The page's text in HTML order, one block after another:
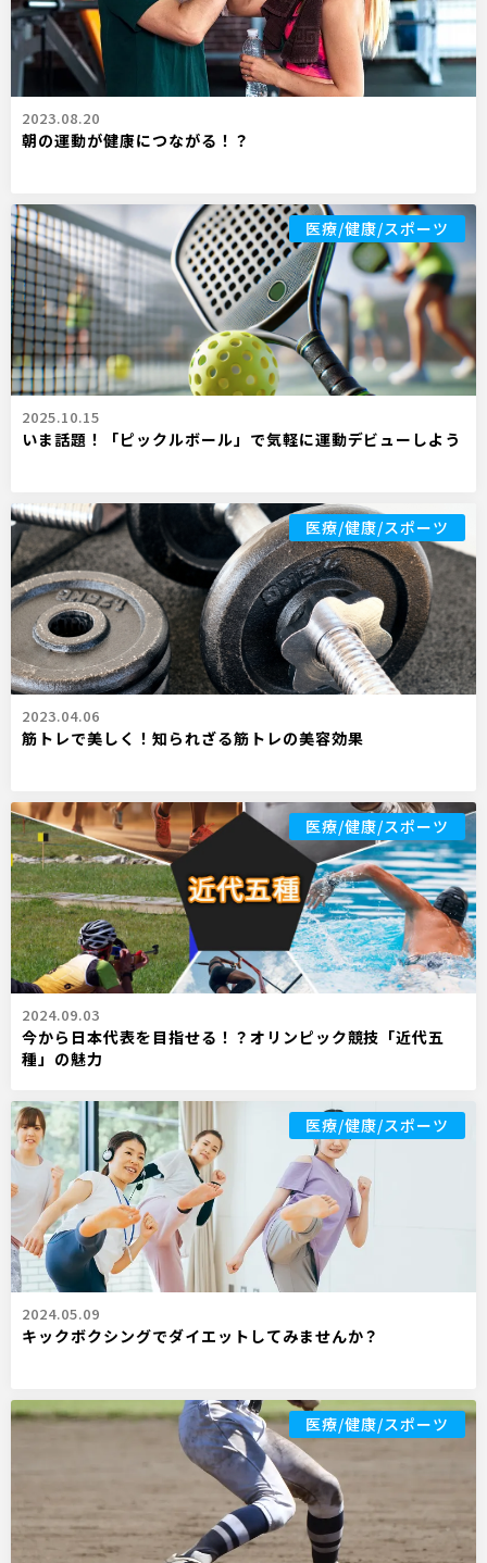
2023.08.20
朝の運動が健康につながる！？
医療/健康/スポーツ
2025.10.15
いま話題！「ピックルボール」で気軽に運動デビューしよう
医療/健康/スポーツ
2023.04.06
筋トレで美しく！知られざる筋トレの美容効果
医療/健康/スポーツ
2024.09.03
今から日本代表を目指せる！？オリンピック競技「近代五
種」の魅力
医療/健康/スポーツ
2024.05.09
キックボクシングでダイエットしてみませんか？
医療/健康/スポーツ